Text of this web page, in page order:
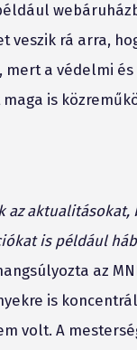
veszik rá arra,
mert a védelmi
is
az
is például
az
is
volt. A